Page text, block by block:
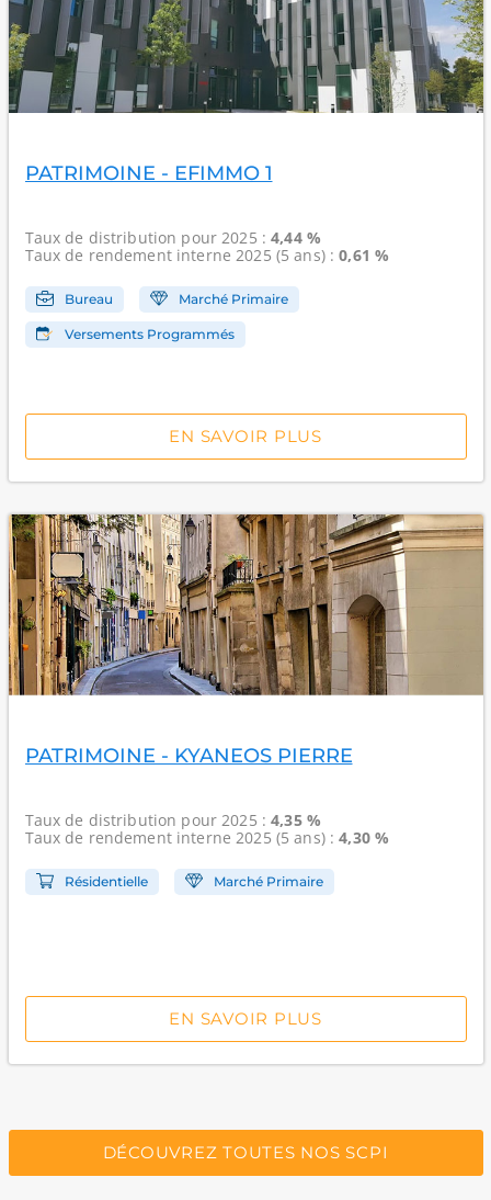
PATRIMOINE - EFIMMO 1
Taux de distribution pour 2025 :4,44 %
Taux de rendement interne2025 (5 ans) :0,61 %
Bureau Marché Primaire
Versements Programmés
EN SAVOIR PLUS
PATRIMOINE - KYANEOS PIERRE
Taux de distribution pour 2025 :4,35 %
Taux de rendement interne2025 (5 ans) :4,30 %
Résidentielle Marché Primaire
EN SAVOIR PLUS
DÉCOUVREZ TOUTES NOS SCPI